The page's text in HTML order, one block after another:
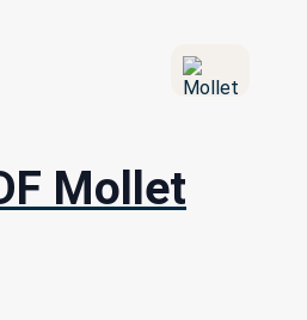
Mollet